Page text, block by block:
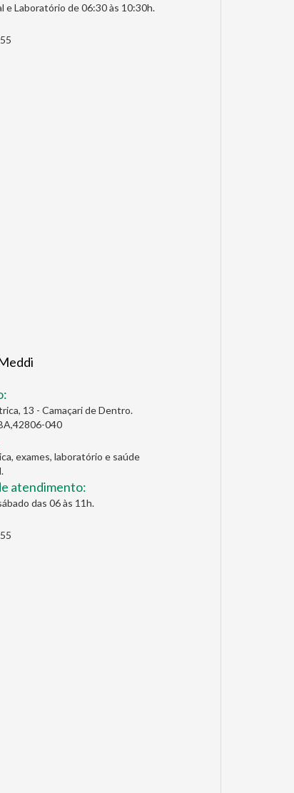
e Laboratório de 06:30 às 10:30h.
13 - Camaçari de Dentro.
040
exames, laboratório e saúde
atendimento:
das 06 às 11h.